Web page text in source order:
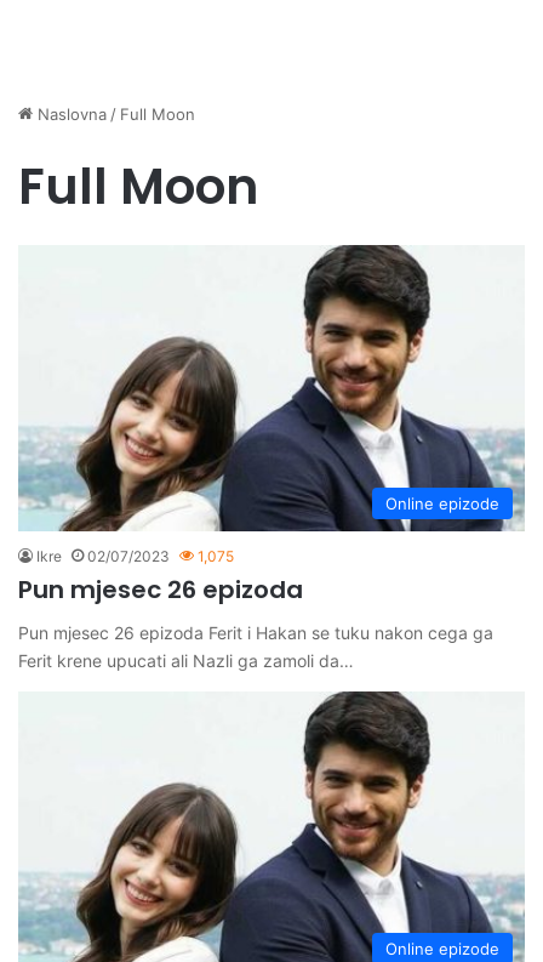
Naslovna / Full Moon
Full Moon
Online epizode
Ikre 02/07/2023 1,075
Pun mjesec 26 epizoda
Pun mjesec 26 epizoda Ferit i Hakan se tuku nakon cega ga
Ferit krene upucati ali Nazli ga zamoli da…
Online epizode